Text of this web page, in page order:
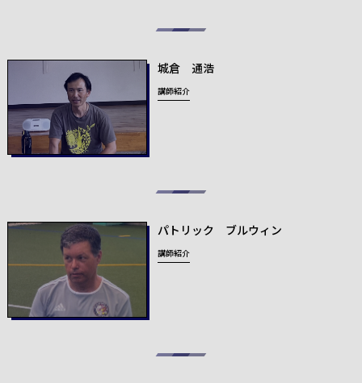
城倉 通浩
講師紹介
パトリック ブルウィン
講師紹介